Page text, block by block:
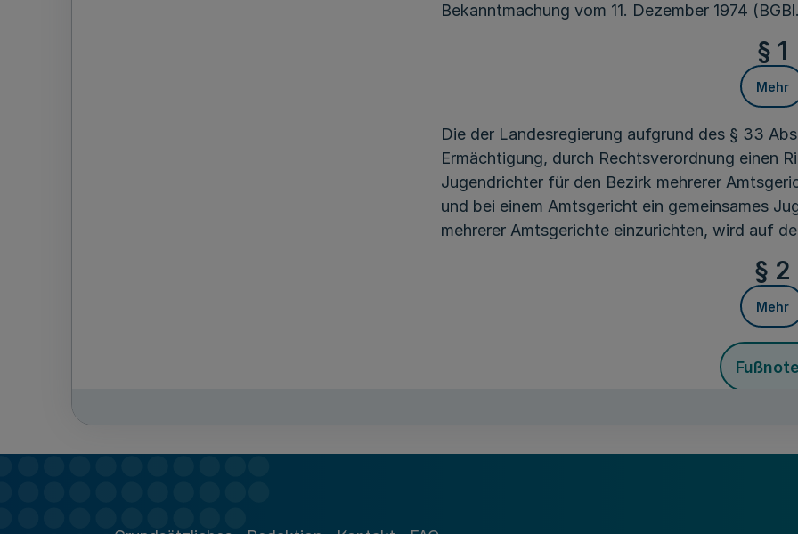
Bekanntmachung vom 11. Dezember 1974
§ 1
Mehr
Die der Landesregierung aufgrund des § 33
Ermächtigung, durch Rechtsverordnung einen
Jugendrichter für den Bezirk mehrerer
und bei einem Amtsgericht ein gemeinsames
mehrerer Amtsgerichte einzurichten, wird auf
§ 2
Mehr